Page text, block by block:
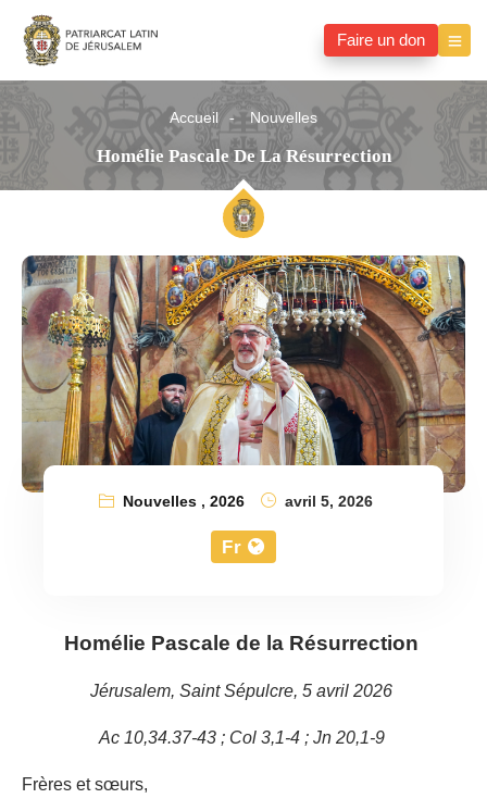
Faire un don
Accueil Nouvelles
Homélie Pascale De La Résurrection
Nouvelles,2026 avril 5, 2026
Fr
Homélie Pascale de la Résurrection
Jérusalem, Saint Sépulcre, 5 avril 2026
Ac 10,34.37-43 ; Col 3,1-4 ; Jn 20,1-9
Frères et sœurs,